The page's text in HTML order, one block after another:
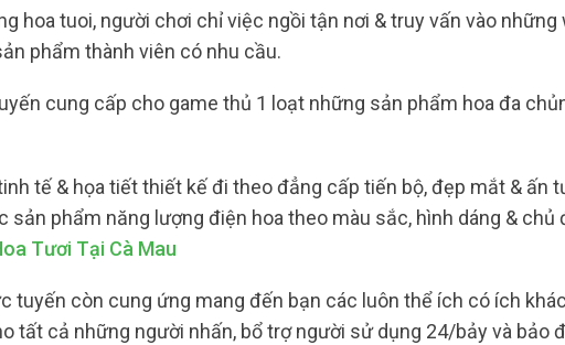
hoa tuoi, người chơi chỉ việc ngồi tận nơi & truy vấn vào
phẩm thành viên có nhu cầu.
cung cấp cho game thủ 1 loạt những sản phẩm hoa đa
tế & họa tiết thiết kế đi theo đẳng cấp tiến bộ, đẹp mắt & ấn
sản phẩm năng lượng điện hoa theo màu sắc, hình dáng &
Tươi Tại Cà Mau
tuyến còn cung ứng mang đến bạn các luôn thể ích có ích
tất cả những người nhấn, bổ trợ người sử dụng 24/bảy và bảo